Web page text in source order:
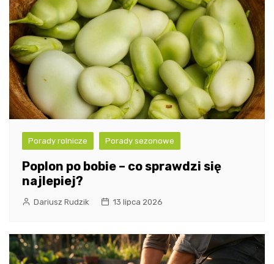
Porady rolnicze Porady sezonowe
Poplon po bobie – co sprawdzi się
najlepiej?
Dariusz Rudzik 13 lipca 2026